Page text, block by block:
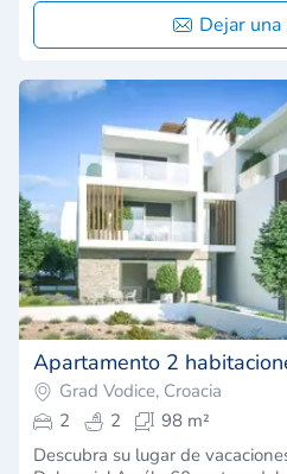
Dejar
Apartamento 2
Grad Vodice, Croacia
2
2
98 m²
Descubra su lugar de